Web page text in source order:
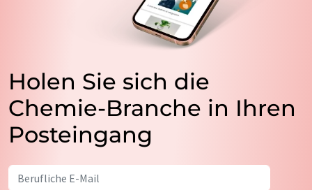
Holen Sie sich die
Chemie-Branche in Ihren
Posteingang